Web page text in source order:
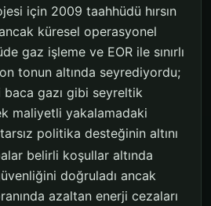
için 2009 taahhüdü hırsın
küresel operasyonel
gaz işleme ve EOR ile sınırlı
tonun altında seyrediyordu;
gazı gibi seyreltik
maliyetli yakalamadaki
politika desteğinin altını
belirli koşullar altında
doğruladı ancak
azaltan enerji cezaları